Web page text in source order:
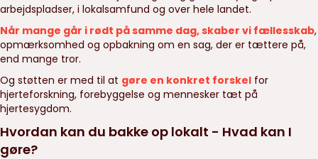
arbejdspladser, i lokalsamfund og over hele landet.
Når mange går i rødt på samme dag, skaber vi fællesskab,
opmærksomhed og opbakning om en sag, der er tættere på,
end mange tror.
Og støtten er med til at gøre en konkret forskel for
hjerteforskning, forebyggelse og mennesker tæt på
hjertesygdom.
Hvordan kan du bakke op lokalt - Hvad kan I
gøre?